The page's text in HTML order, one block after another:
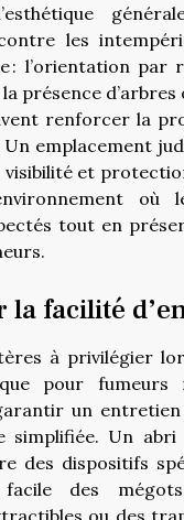
les
: l’orientation par
présence d’arbres
renforcer la
Un emplacement
visibilité et
où
tout en
la facilité
à privilégier
pour fumeurs
un
simplifiée. Un abri
des dispositifs
facile des
ou des